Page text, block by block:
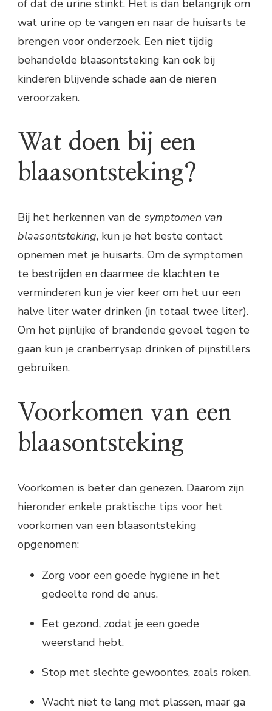
of dat de urine stinkt. Het is dan belangrijk om
wat urine op te vangen en naar de huisarts te
brengen voor onderzoek. Een niet tijdig
behandelde blaasontsteking kan ook bij
kinderen blijvende schade aan de nieren
veroorzaken.
Wat doen bij een
blaasontsteking?
Bij het herkennen van de symptomen van
blaasontsteking, kun je het beste contact
opnemen met je huisarts. Om de symptomen
te bestrijden en daarmee de klachten te
verminderen kun je vier keer om het uur een
halve liter water drinken (in totaal twee liter).
Om het pijnlijke of brandende gevoel tegen te
gaan kun je cranberrysap drinken of pijnstillers
gebruiken.
Voorkomen van een
blaasontsteking
Voorkomen is beter dan genezen. Daarom zijn
hieronder enkele praktische tips voor het
voorkomen van een blaasontsteking
opgenomen:
Zorg voor een goede hygiëne in het
gedeelte rond de anus.
Eet gezond, zodat je een goede
weerstand hebt.
Stop met slechte gewoontes, zoals roken.
Wacht niet te lang met plassen, maar ga